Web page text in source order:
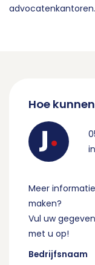
advocatenkantoren.
Hoe
Meer
maken?
Vul uw
met u op!
Bedrijfsnaam